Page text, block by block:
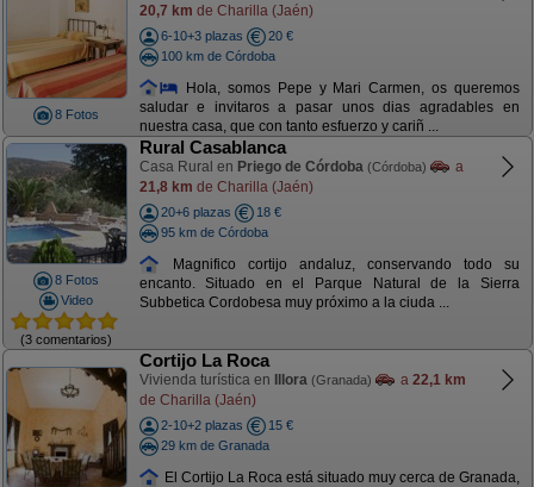
8 Fotos
20,7 km de Charilla (Jaén)
6-10+3 plazas
20 €
100 km de Córdoba
Hola, somos Pepe y Mari Carmen, os queremos
saludar e invitaros a pasar unos dias agradables en
nuestra casa, que con tanto esfuerzo y cariñ ...
8 Fotos
Video
(3 comentarios)
Rural Casablanca
Casa Rural en Priego de Córdoba (Córdoba)
a
21,8 km de Charilla (Jaén)
20+6 plazas
18 €
95 km de Córdoba
Magnifico cortijo andaluz, conservando todo su
encanto. Situado en el Parque Natural de la Sierra
Subbetica Cordobesa muy próximo a la ciuda ...
Cortijo La Roca
Vivienda turística en Illora (Granada) a 22,1 km
de Charilla (Jaén)
2-10+2 plazas
15 €
29 km de Granada
El Cortijo La Roca está situado muy cerca de Granada,